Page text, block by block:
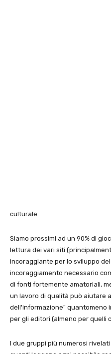
culturale.
Siamo prossimi ad un 90% di
lettura dei vari siti
incoraggiante per lo sviluppo
incoraggiamento necessario
di fonti fortemente amatoriali,
un lavoro di qualità può aiutare
dell'informazione" quantomeno
per gli editori (almeno per
I due gruppi più numerosi